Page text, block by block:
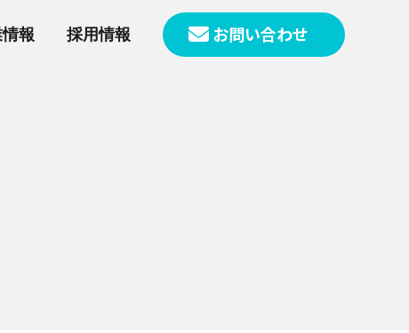
報 採用情報 お問い合わせ